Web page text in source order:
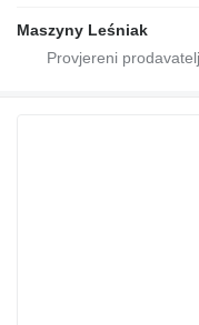
Maszyny Leśniak